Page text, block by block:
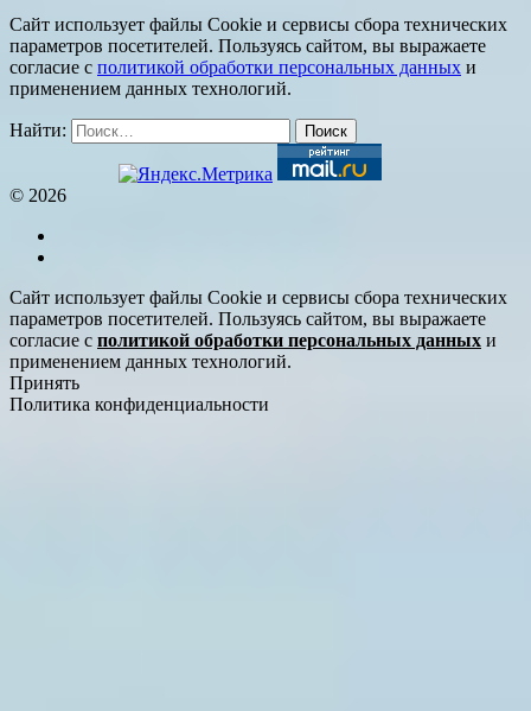
Сайт использует файлы Cookie и сервисы сбора технических
параметров посетителей. Пользуясь сайтом, вы выражаете
согласие с политикой обработки персональных данных и
применением данных технологий.
Найти:
© 2026
Сайт использует файлы Cookie и сервисы сбора технических
параметров посетителей. Пользуясь сайтом, вы выражаете
согласие с политикой обработки персональных данных и
применением данных технологий.
Принять
Политика конфиденциальности